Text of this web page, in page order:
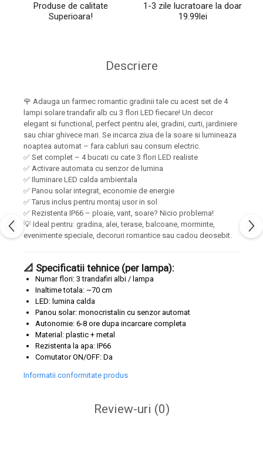
Produse de calitate
Superioara!
1-3 zile lucratoare la doar
19.99lei
Descriere
🌹 Adauga un farmec romantic gradinii tale cu acest set de 4
lampi solare trandafir alb cu 3 flori LED fiecare! Un decor
elegant si functional, perfect pentru alei, gradini, curti, jardiniere
sau chiar ghivece mari. Se incarca ziua de la soare si lumineaza
noaptea automat – fara cabluri sau consum electric.
✅ Set complet – 4 bucati cu cate 3 flori LED realiste
✅ Activare automata cu senzor de lumina
✅ Iluminare LED calda ambientala
✅ Panou solar integrat, economie de energie
✅ Tarus inclus pentru montaj usor in sol
✅ Rezistenta IP66 – ploaie, vant, soare? Nicio problema!
💡 Ideal pentru: gradina, alei, terase, balcoane, morminte,
evenimente speciale, decoruri romantice sau cadou deosebit.
📐 Specificatii tehnice (per lampa):
Numar flori: 3 trandafiri albi / lampa
Inaltime totala: ~70 cm
LED: lumina calda
Panou solar: monocristalin cu senzor automat
Autonomie: 6-8 ore dupa incarcare completa
Material: plastic + metal
Rezistenta la apa: IP66
Comutator ON/OFF: Da
Informatii conformitate produs
Review-uri (0)